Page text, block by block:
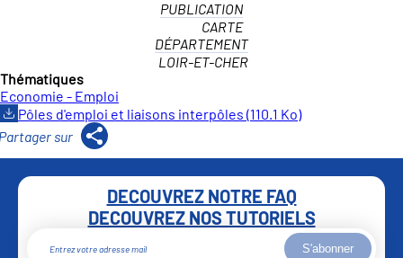
PUBLICATION
CARTE
DÉPARTEMENT
LOIR-ET-CHER
Thématiques
Economie - Emploi
Pôles d'emploi et liaisons interpôles (110.1 Ko)
DECOUVREZ NOTRE FAQ
DECOUVREZ NOS TUTORIELS
S'abonner